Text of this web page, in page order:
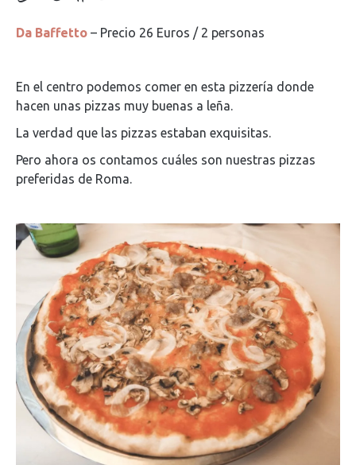
Da Baffetto – Precio 26 Euros / 2 personas
En el centro podemos comer en esta pizzería donde
hacen unas pizzas muy buenas a leña.
La verdad que las pizzas estaban exquisitas.
Pero ahora os contamos cuáles son nuestras pizzas
preferidas de Roma.